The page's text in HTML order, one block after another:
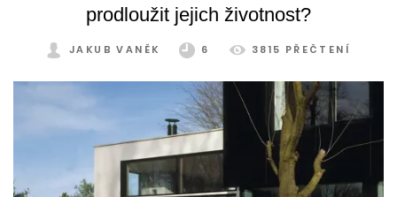
prodloužit jejich životnost?
JAKUB VANĚK 6 3815 PŘEČTENÍ